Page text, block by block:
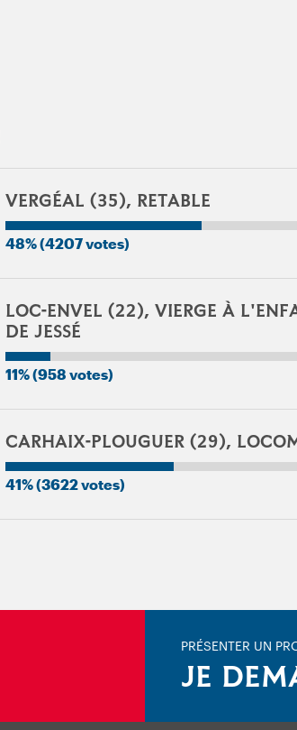
VERGÉAL (35), RETABLE
48% (4207 votes)
LOC-ENVEL (22), VIERGE À
DE JESSÉ
11% (958 votes)
CARHAIX-PLOUGUER (29),
41% (3622 votes)
PRÉSENTER UN
JE